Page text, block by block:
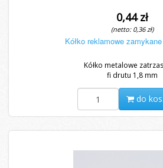
0,44 zł
(netto: 0,36 zł)
Kółko reklamowe
Kółko metalowe
fi drutu 1,8 mm
do